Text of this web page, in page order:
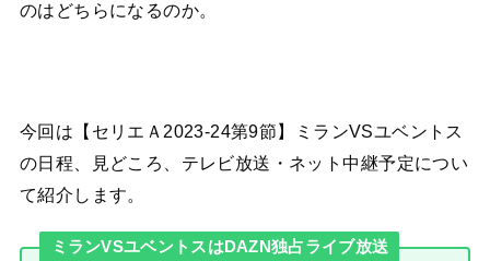
のはどちらになるのか。
今回は【セリエＡ2023-24第9節】ミランVSユベントス
の日程、見どころ、テレビ放送・ネット中継予定につい
て紹介します。
ミランVSユベントスはDAZN独占ライブ放送